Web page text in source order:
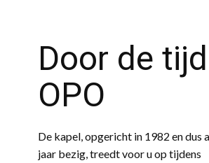
Door de
OPO
De kapel, opgericht in 1982 en dus
jaar bezig, treedt voor u op tijdens